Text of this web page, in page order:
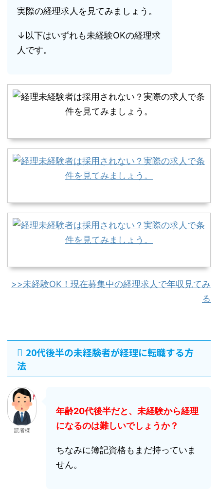
実際の経理求人を見てみましょう。
↓以下はいずれも未経験OKの経理求
人です。
>>未経験OK！現在募集中の経理求人で年収見てみ
る
20代後半の未経験者が経理に転職する方
法
読者様
年齢20代後半だと、 未経験から経理
になるのは難しいでしょうか？
ちなみに簿記資格もまだ持っていま
せん。